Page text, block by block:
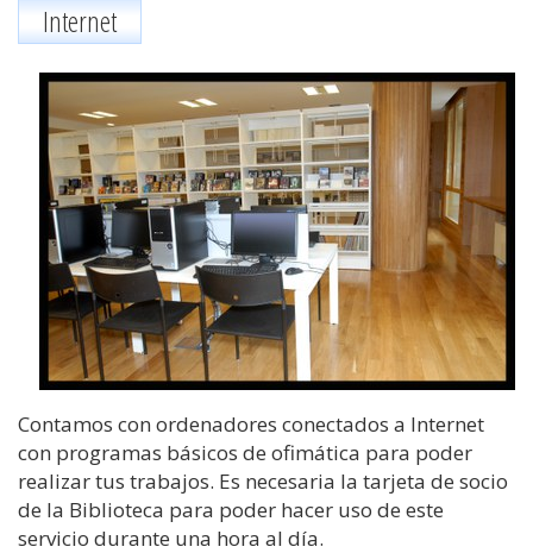
Internet
Contamos con ordenadores conectados a Internet
con programas básicos de ofimática para poder
realizar tus trabajos. Es necesaria la tarjeta de socio
de la Biblioteca para poder hacer uso de este
servicio durante una hora al día.